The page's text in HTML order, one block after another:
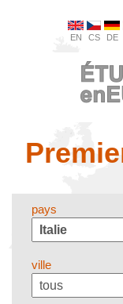
EN CS DE
pays
ville